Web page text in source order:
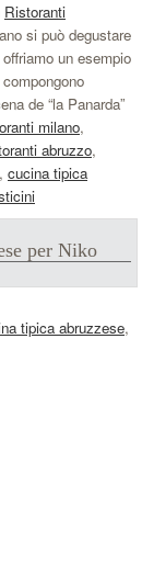
Ristoranti
si può degustare
un esempio
de “la Panarda”
milano,
abruzzo,
, cucina tipica
per Niko
tipica abruzzese,